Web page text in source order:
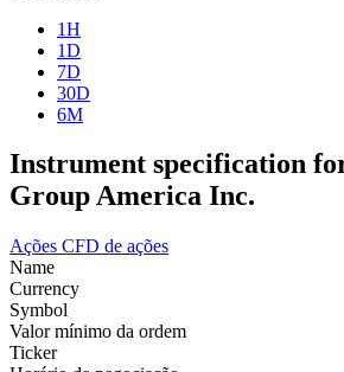
1H
1D
7D
30D
6M
Instrument specification
Group America Inc.
Ações CFD de ações
Name
Currency
Symbol
Valor mínimo da ordem
Ticker